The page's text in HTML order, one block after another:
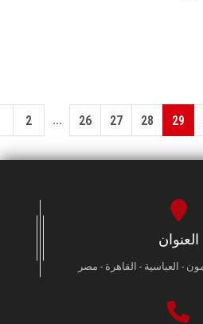
2 ... 26 27 28 29
العنوان
- العباسية - القاهرة - مصر